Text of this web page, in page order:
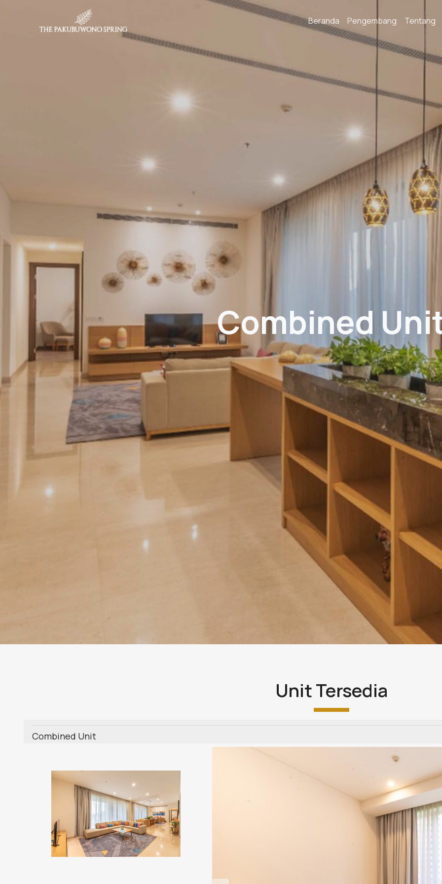
Beranda Pengembang Tentang
Combined
Unit Tersedia
Combined Unit